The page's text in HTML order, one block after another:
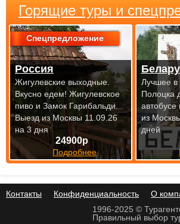
Горящие туры и
Спецпредложение
24900р
Подробнее
Россия
Жигулевские выходные.
Вкусно едем! Жигулевское
пиво и Замок Гарибальди.
Выезд из Москвы 11.09.26
на 3 дня
Лучшее в
Полоцка
автобусе
из
дней
Контакты Конфиденциальность
О
1996-2025 ©
Правильный выбор